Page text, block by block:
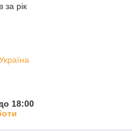
за рік
18:00